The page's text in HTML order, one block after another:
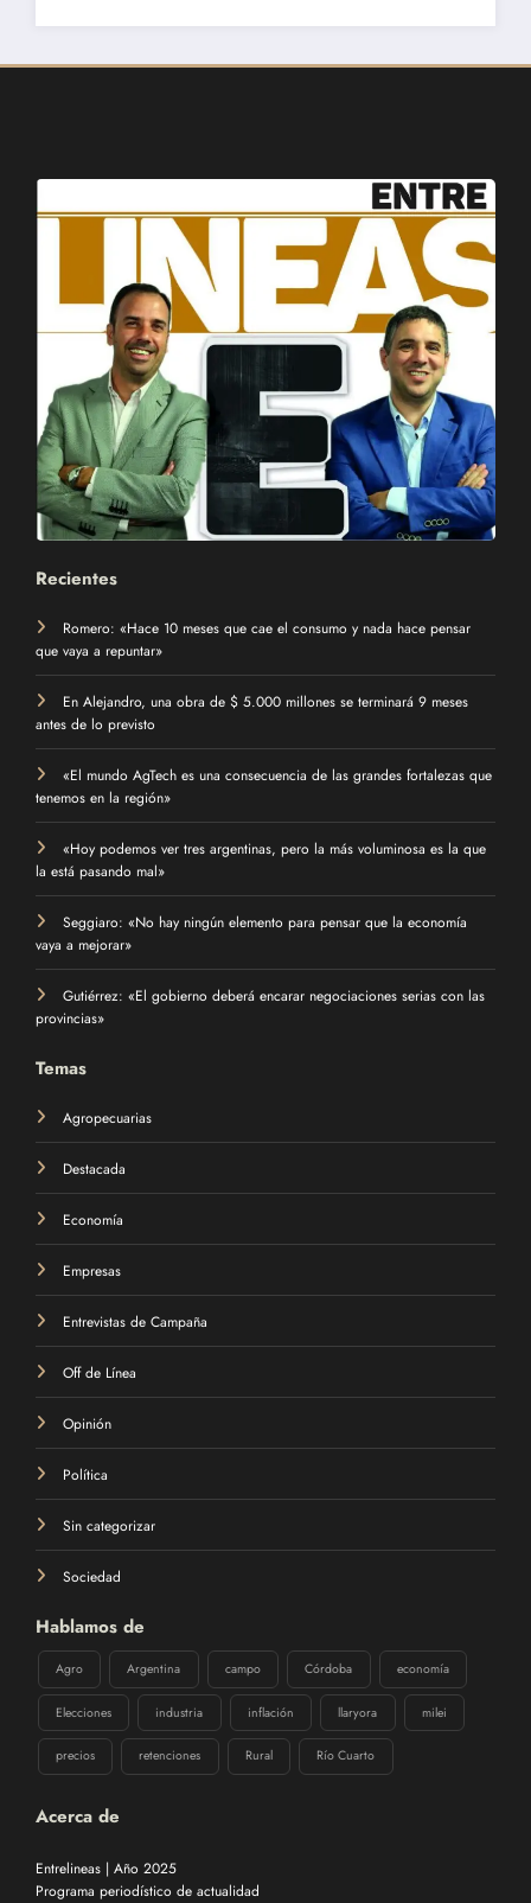
Recientes
Romero: «Hace 10 meses que cae el consumo y nada hace pensar
que vaya a repuntar»
En Alejandro, una obra de $ 5.000 millones se terminará 9 meses
antes de lo previsto
«El mundo AgTech es una consecuencia de las grandes fortalezas que
tenemos en la región»
«Hoy podemos ver tres argentinas, pero la más voluminosa es la que
la está pasando mal»
Seggiaro: «No hay ningún elemento para pensar que la economía
vaya a mejorar»
Gutiérrez: «El gobierno deberá encarar negociaciones serias con las
provincias»
Temas
Agropecuarias
Destacada
Economía
Empresas
Entrevistas de Campaña
Off de Línea
Opinión
Política
Sin categorizar
Sociedad
Hablamos de
Agro Argentina Córdoba economía
Elecciones industria inflación llaryora milei
precios retenciones Rural Río Cuarto
Acerca de
Entrelineas | Año 2025
Programa periodístico de actualidad